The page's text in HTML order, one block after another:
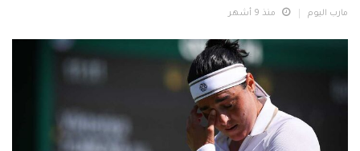
مارب اليوم منذ 9 أشهر